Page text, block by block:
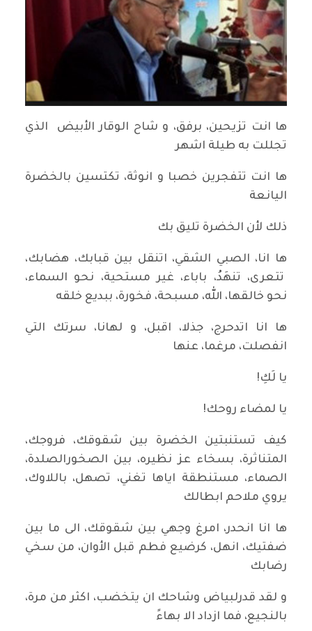
ها انت تزيحين، برفق، و شاح الوقار الأبيض الذي
تجللت به طيلة اشهر
ها انت تتفجرين خصبا و انوثة، تكتسين بالخضرة
اليانعة
ذلك لأن الخضرة تليق بك
ها انا، الصبي الشقي، اتنقل بين قبابك، هضابك،
تتعرى، تنهَدُ، باباء، غير مستحية، نحو السماء،
نحو خالقها، الله، مسبحة، فخورة، ببديع خلقه
ها انا اتدحرج، جذلا، اقبل، و لهانا، سرتك التي
انفصلت، مرغما، عنها
يا لَكِ!
يا لمضاء روحك!
كيف تستنبتين الخضرة بين شقوقك، فروجك،
المتناثرة، بسخاء عز نظيره، بين الصخورالصلدة،
الصماء، مستنطقة اياها تغني، تصهل، باللاوك،
يروي ملاحم ابطالك
ها انا انحدر، امرغ وجهي بين شقوقك، الى ما بين
ضفتيك، انهل، كرضيع فطم قبل الأوان، من سخي
رضابك
و لقد قدرلبياض وشاحك ان يتخضب، اكثر من مرة،
بالنجيع، فما ازداد الا بهاءً